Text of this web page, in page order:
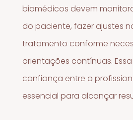
biomédicos devem
do paciente, fazer ajustes
tratamento conforme
orientações contínuas.
confiança entre o
essencial para alcançar